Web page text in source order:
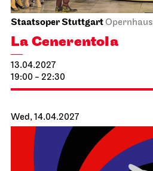
Staatsoper StuttgartOpernhaus
La Cenerentola
13.04.2027
19:00 - 22:30
Wed, 14.04.2027